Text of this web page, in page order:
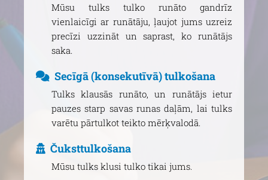
Mūsu tulks tulko runāto gandrīz
vienlaicīgi ar runātāju, ļaujot jums uzreiz
precīzi uzzināt un saprast, ko runātājs
saka.
Secīgā (konsekutīvā) tulkošana
Tulks klausās runāto, un runātājs ietur
pauzes starp savas runas daļām, lai tulks
varētu pārtulkot teikto mērķvalodā.
Čuksttulkošana
Mūsu tulks klusi tulko tikai jums.